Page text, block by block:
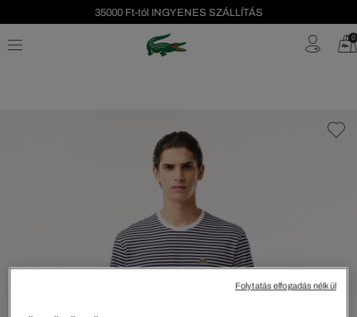
35000 Ft-tól INGYENES SZÁLLÍTÁS
Szezonális leárazás akár -40%! 0
Folytatás elfogadás nélkül